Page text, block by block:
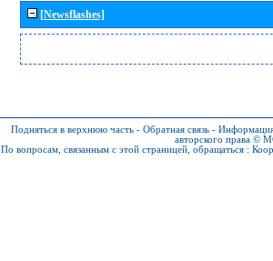
[Newsflashes]
Подняться в верхнюю часть - Обратная связь - Информация
авторского права ©
По вопросам, связанным с этой страницей, обращаться :